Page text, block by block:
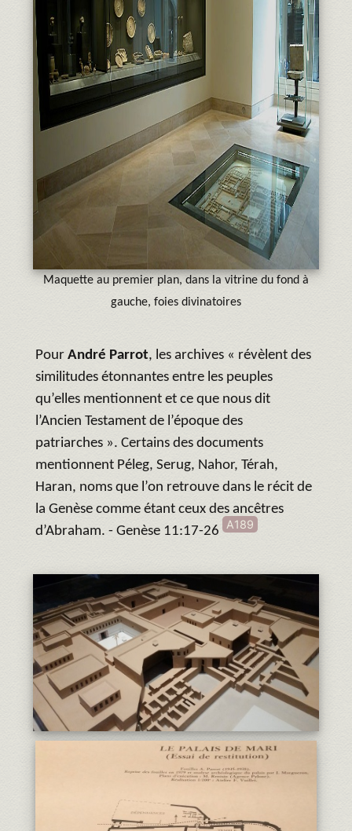
Maquette au premier plan, dans la vitrine du fond à
gauche, foies divinatoires
Pour André Parrot, les archives « révèlent des
similitudes étonnantes entre les peuples
qu’elles mentionnent et ce que nous dit
l’Ancien Testament de l’époque des
patriarches ». Certains des documents
mentionnent Péleg, Serug, Nahor, Térah,
Haran, noms que l’on retrouve dans le récit de
la Genèse comme étant ceux des ancêtres
d’Abraham. - Genèse 11:17-26
A189